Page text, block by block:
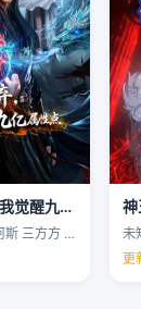
被家族抛弃，我觉醒九亿属性点
斯 三方方 …
神
未
更